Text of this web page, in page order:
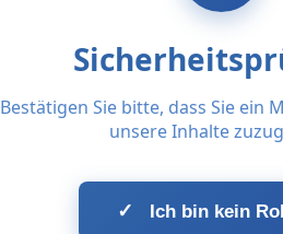
Bestätigen Sie bitte, dass Sie ein
unsere Inhalte
✓ Ich bin kein